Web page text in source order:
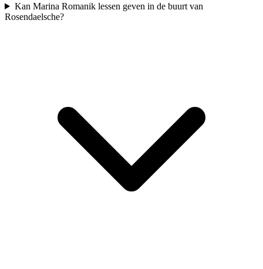
Kan Marina Romanik lessen geven in de buurt van
Rosendaelsche?